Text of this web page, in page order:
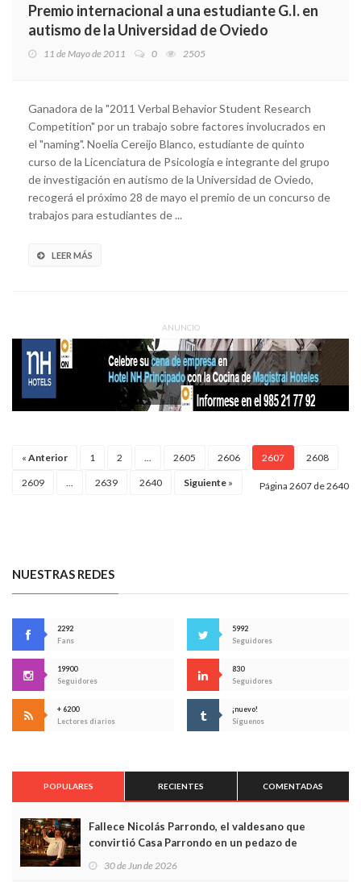
Premio internacional a una estudiante G.I. en
autismo de la Universidad de Oviedo
11 de Mayo de 2011 0 2505
Ganadora de la "2011 Verbal Behavior Student Research
Competition" por un trabajo sobre factores involucrados en
el "naming". Noelia Cereijo Blanco, estudiante de quinto
curso de la Licenciatura de Psicología e integrante del grupo
de investigación en autismo de la Universidad de Oviedo,
recogerá el próximo 28 de mayo el premio de un concurso de
trabajos para estudiantes de ...
LEER MÁS
ANUNCIO
« Anterior 1 2 2605 2606 2607 2608
2609 2639 2640 Siguiente » Página 2607 de 2640
NUESTRAS REDES
2292
Fans
5992
Seguidores
19900
Seguidores
830
Seguidores
+ 6200
Lectores diarios
¡nuevo!
Síguenos
POPULARES RECIENTES COMENTADAS
Fallece Nicolás Parrondo, el valdesano que
convirtió Casa Parrondo en un pedazo de
30 de Jun de 2026